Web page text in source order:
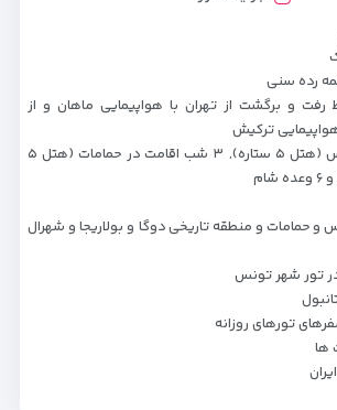
رده سنی
رفت و برگشت از تهران با هواپیمایی ماهان و از
ترکیش
۳ شب اقامت در تونس (هتل ۵ ستاره), ۳ شب اقامت در حمامات (هتل ۵
حمامات و منطقه تاریخی دوگا و بولاریجا و شهرال
تور شهر تونس
تورهای روزانه
ها